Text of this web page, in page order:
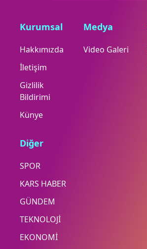
Kurumsal
Hakkımızda
İletişim
Gizlilik
Bildirimi
Künye
Medya
Video Galeri
Diğer
SPOR
KARS HABER
GÜNDEM
TEKNOLOJİ
EKONOMİ